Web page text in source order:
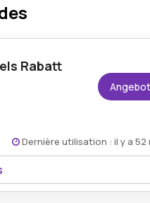
Rabatt
Dernière utilisation : il y a 52